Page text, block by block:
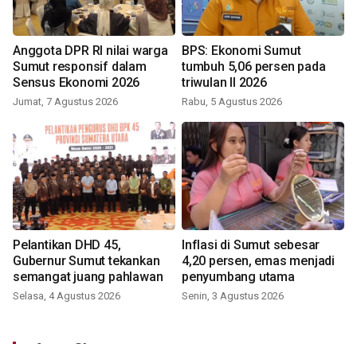
Anggota DPR RI nilai warga
Sumut responsif dalam
Sensus Ekonomi 2026
Jumat, 7 Agustus 2026
BPS: Ekonomi Sumut
tumbuh 5,06 persen pada
triwulan II 2026
Rabu, 5 Agustus 2026
Pelantikan DHD 45,
Gubernur Sumut tekankan
semangat juang pahlawan
Selasa, 4 Agustus 2026
Inflasi di Sumut sebesar
4,20 persen, emas menjadi
penyumbang utama
Senin, 3 Agustus 2026